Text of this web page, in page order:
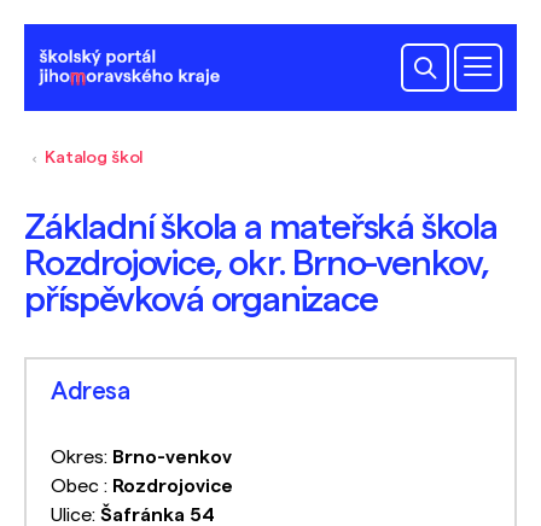
Katalog škol
Základní škola a mateřská škola
Rozdrojovice, okr. Brno-venkov,
příspěvková organizace
Adresa
Okres: Brno-venkov
Obec : Rozdrojovice
Ulice: Šafránka 54